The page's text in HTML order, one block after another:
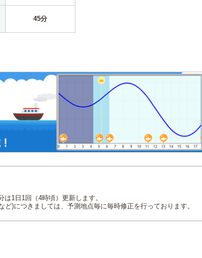
45分
1日1回（4時頃）更新します。
)につきましては、予測地点毎に毎時修正を行っております。